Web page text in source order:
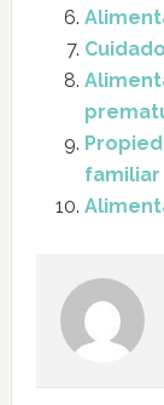
familiar